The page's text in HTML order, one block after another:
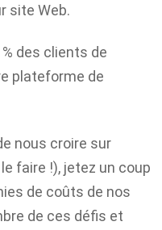
site Web.
des clients de
plateforme de
nous croire sur
faire !), jetez un coup
de coûts de nos
de ces défis et